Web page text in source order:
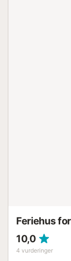
Feriehus
10,0
4 vurderinger